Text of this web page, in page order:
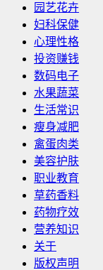
园艺花卉
妇科保健
心理性格
投资赚钱
数码电子
水果蔬菜
生活常识
瘦身减肥
禽蛋肉类
美容护肤
职业教育
草药香料
药物疗效
营养知识
关于
版权声明